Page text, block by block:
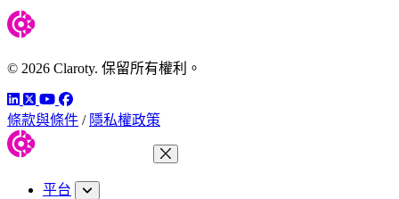
© 2026 Claroty. 保留所有權利。
LinkedIn
TwitterYouTube
Facebook
條款與條件 / 隱私權政策
平台